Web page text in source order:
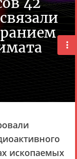
ископаемых